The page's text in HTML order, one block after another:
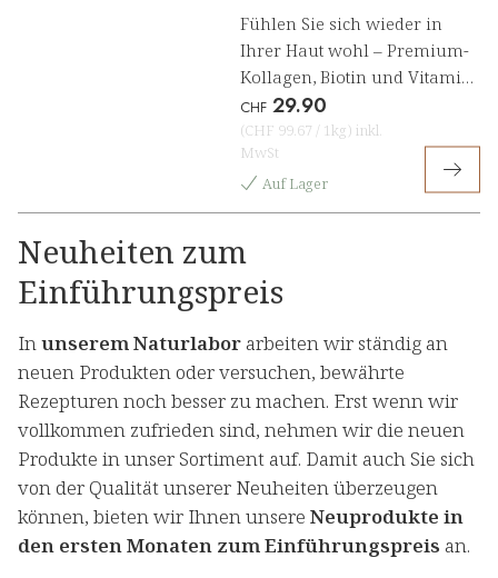
Fühlen Sie sich wieder in
Ihrer Haut wohl – Premium-
Kollagen, Biotin und Vitamin
C schenken Ihnen die
natürliche Schönheit, die von
innen strahlt
CHF 29.90
(CHF 99.67 / 1kg) inkl.
MwSt
Auf Lager
Neuheiten zum
Einführungspreis
Inunserem Naturlabor arbeiten wir ständig an
neuen Produkten oder versuchen, bewährte
Rezepturen noch besser zu machen. Erst wenn wir
vollkommen zufrieden sind, nehmen wir die neuen
Produkte in unser Sortiment auf. Damit auch Sie sich
von der Qualität unserer Neuheiten überzeugen
können, bieten wir Ihnen unsere Neuprodukte in
den ersten Monaten zum Einführungspreis an.